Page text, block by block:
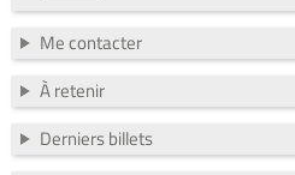
Me contacter
À retenir
Derniers billets